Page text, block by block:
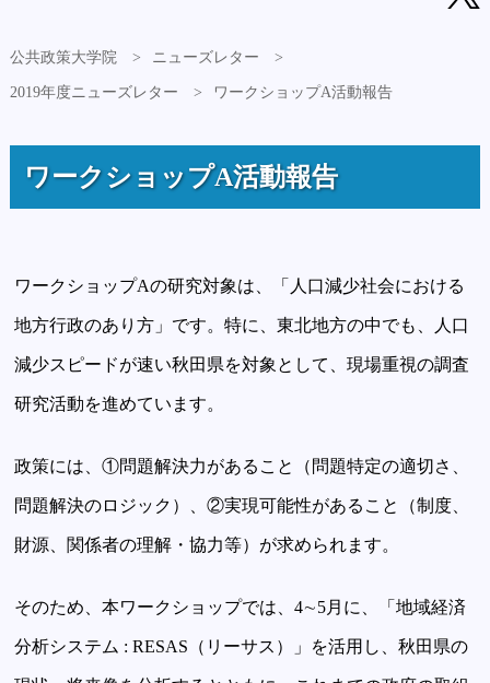
公共政策大学院 ニューズレター
2019年度ニューズレター ワークショップA活動報告
ワークショップA活動報告
ワークショップAの研究対象は、「人口減少社会における
地方行政のあり方」です。特に、東北地方の中でも、人口
減少スピードが速い秋田県を対象として、現場重視の調査
研究活動を進めています。
政策には、①問題解決力があること（問題特定の適切さ、
問題解決のロジック）、②実現可能性があること（制度、
財源、関係者の理解・協力等）が求められます。
そのため、本ワークショップでは、4∼5月に、「地域経済
分析システム : RESAS（リーサス）」を活用し、秋田県の